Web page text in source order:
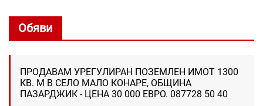
Обяви
ПРОДАВАМ УРЕГУЛИРАН ПОЗЕМЛЕН ИМОТ 1300
КВ. М В СЕЛО МАЛО КОНАРЕ, ОБЩИНА
ПАЗАРДЖИК - ЦЕНА 30 000 ЕВРО. 087728 50 40